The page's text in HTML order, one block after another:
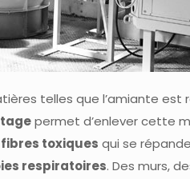
telles que l’amiante est
permet d’enlever cette
fibres toxiques qui se
respiratoires. Des murs,